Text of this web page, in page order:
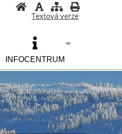
Textová verze
INFOCENTRUM